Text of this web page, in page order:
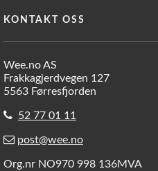
KONTAKT OSS
Wee.no AS
Frakkagjerdvegen 127
5563 Førresfjorden
52 77 01 11
post@wee.no
Org.nr NO970 998 136MVA